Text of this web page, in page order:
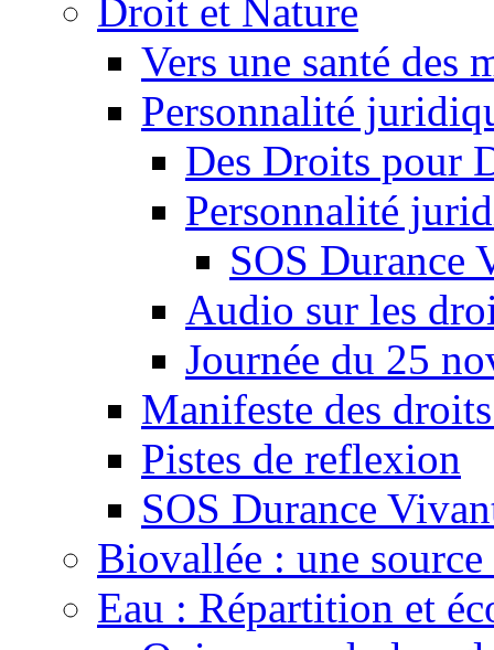
Droit et Nature
Vers une santé des
Personnalité
Des Droits pour
Personnalité
SOS Durance
Audio sur les
Journée du 25
Manifeste des
Pistes de reflexion
SOS Durance
Biovallée : une
Eau : Répartition et